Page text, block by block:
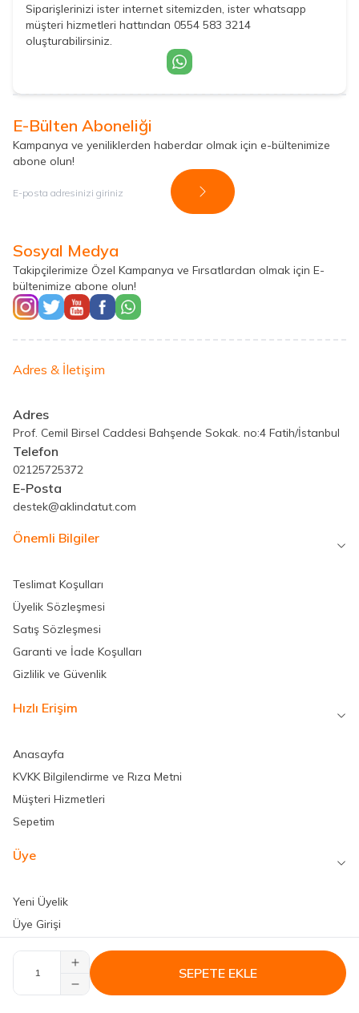
SEPETE EKLE
Siparişlerinizi ister internet sitemizden, ister whatsapp
müşteri hizmetleri hattından 0554 583 3214
oluşturabilirsiniz.
E-Bülten Aboneliği
Kampanya ve yeniliklerden haberdar olmak için e-bültenimize
abone olun!
Kayıt Ol
Sosyal Medya
Takipçilerimize Özel Kampanya ve Fırsatlardan olmak için E-
bültenimize abone olun!
Adres & İletişim
Adres
Prof. Cemil Birsel Caddesi Bahşende Sokak. no:4 Fatih/İstanbul
Telefon
02125725372
E-Posta
destek@aklindatut.com
Önemli Bilgiler
Teslimat Koşulları
Üyelik Sözleşmesi
Satış Sözleşmesi
Garanti ve İade Koşulları
Gizlilik ve Güvenlik
Hızlı Erişim
Anasayfa
KVKK Bilgilendirme ve Rıza Metni
Müşteri Hizmetleri
Sepetim
Üye
Yeni Üyelik
Üye Girişi